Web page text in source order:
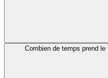
Combien de temps prend le